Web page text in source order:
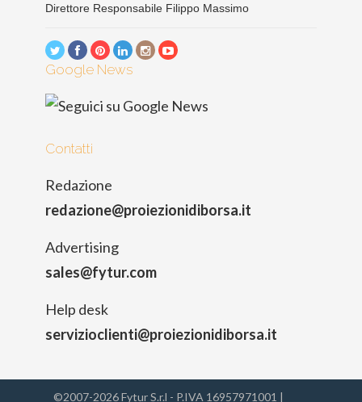
Direttore Responsabile Filippo Massimo
Google News
Contatti
Redazione
redazione@proiezionidiborsa.it
Advertising
sales@fytur.com
Help desk
servizioclienti@proiezionidiborsa.it
©2007-2026 Fytur S.r.l - P.IVA 16957971001 |